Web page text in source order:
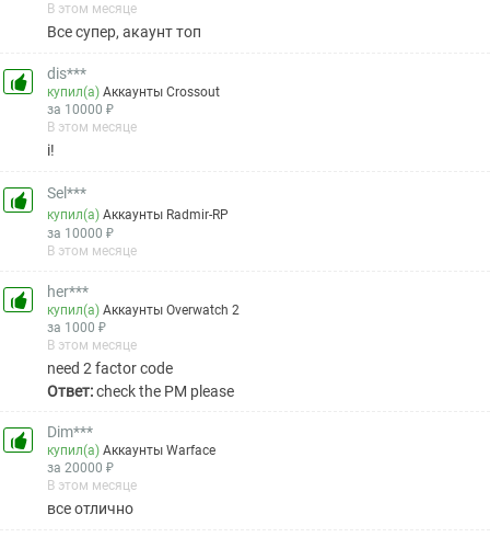
В этом месяце
Все супер, акаунт топ
dis***
купил(а)Аккаунты Crossout
за 10000 ₽
В этом месяце
i!
Sel***
купил(а)Аккаунты Radmir-RP
за 10000 ₽
В этом месяце
her***
купил(а)Аккаунты Overwatch 2
за 1000 ₽
В этом месяце
need 2 factor code
Ответ:check the PM please
Dim***
купил(а)Аккаунты Warface
за 20000 ₽
В этом месяце
все отлично